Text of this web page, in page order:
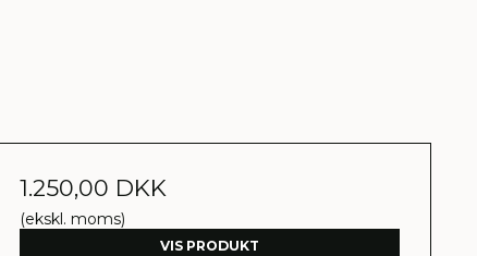
1.250,00 DKK
(ekskl. moms)
VIS PRODUKT